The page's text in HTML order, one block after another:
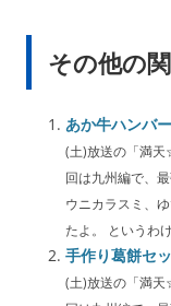
その他の
あか牛ハンバ
(土)放送の「満
回は九州編で、
ウニカラスミ、
たよ。 というわ
手作り葛餅セ
(土)放送の「満